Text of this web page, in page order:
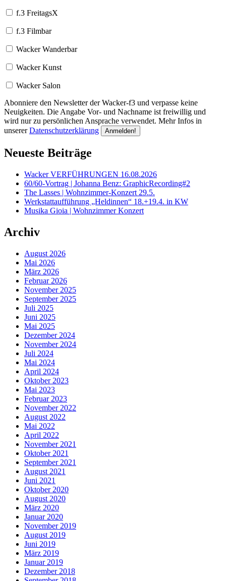
f.3 FreitagsX
f.3 Filmbar
Wacker Wanderbar
Wacker Kunst
Wacker Salon
Abonniere den Newsletter der Wacker-f3 und verpasse keine
Neuigkeiten. Die Angabe Vor- und Nachname ist freiwillig und
wird nur zu persönlichen Ansprache verwendet. Mehr Infos in
unsererDatenschutzerklärung
Neueste Beiträge
Wacker VERFÜHRUNGEN 16.08.2026
60/60-Vortrag | Johanna Benz: GraphicRecording#2
The Lasses | Wohnzimmer-Konzert 29.5.
Werkstattaufführung „Heldinnen“ 18.+19.4. in KW
Musika Gioia | Wohnzimmer Konzert
Archiv
August 2026
Mai 2026
März 2026
Februar 2026
November 2025
September 2025
Juli 2025
Juni 2025
Mai 2025
Dezember 2024
November 2024
Juli 2024
Mai 2024
April 2024
Oktober 2023
Mai 2023
Februar 2023
November 2022
August 2022
Mai 2022
April 2022
November 2021
Oktober 2021
September 2021
August 2021
Juni 2021
Oktober 2020
August 2020
März 2020
Januar 2020
November 2019
August 2019
Juni 2019
März 2019
Januar 2019
Dezember 2018